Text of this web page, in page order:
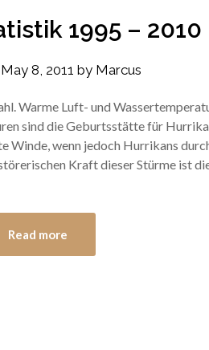
1995 – 2010
May 8, 2011 by Marcus
Warme Luft- und
sind die Geburtsstätte für
Winde, wenn jedoch Hurrikans
Kraft dieser Stürme ist
Read more